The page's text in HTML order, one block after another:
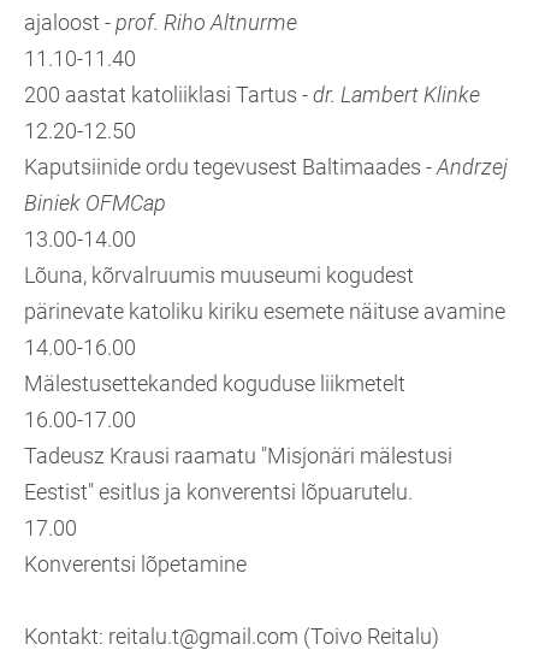
ajaloost -prof. Riho Altnurme
11.10-11.40
200 aastat katoliiklasi Tartus -dr. Lambert Klinke
12.20-12.50
Kaputsiinide ordu tegevusest Baltimaades -Andrzej
Biniek OFMCap
13.00-14.00
Lõuna, kõrvalruumis muuseumi kogudest
pärinevate katoliku kiriku esemete näituse avamine
14.00-16.00
Mälestusettekanded koguduse liikmetelt
16.00-17.00
Tadeusz Krausi raamatu "Misjonäri mälestusi
Eestist" esitlus ja konverentsi lõpuarutelu.
17.00
Konverentsi lõpetamine
Kontakt: reitalu.t@gmail.com (Toivo Reitalu)